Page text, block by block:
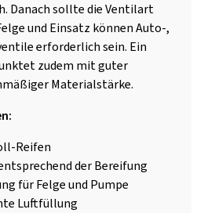
Danach sollte die Ventilart
und Einsatz können Auto-,
erforderlich sein. Ein
zudem mit guter
Materialstärke.
Reifen
der Bereifung
für Felge und Pumpe
Luftfüllung